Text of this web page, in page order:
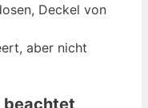
Deckel von
aber nicht
beachtet